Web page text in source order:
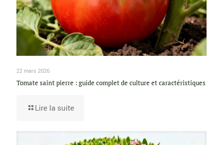
22 mars 2026
Tomate saint pierre : guide complet de culture et caractéristiques
Lire la suite